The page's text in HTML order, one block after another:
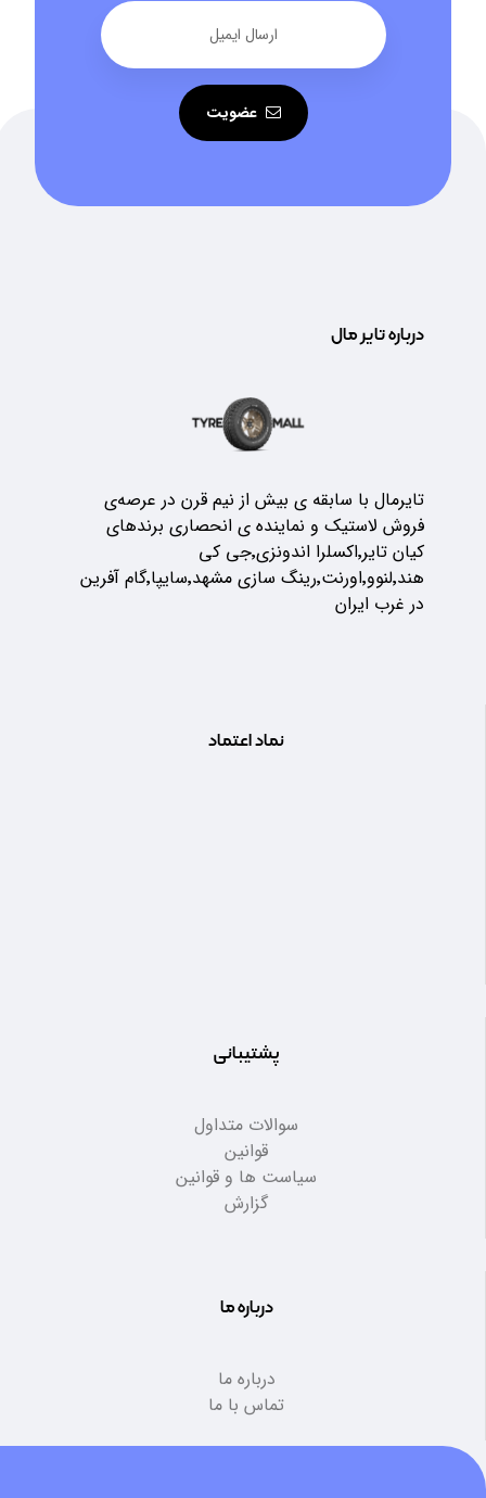
عضویت
درباره تایر مال
تایرمال با سابقه ی بیش از نیم قرن در عرصه‌ی
فروش لاستیک و نماینده ی انحصاری برندهای
کیان تایر٬اکسلرا اندونزی٬جی کی
هند٬لنوو٬اورنت٬رینگ سازی مشهد٬سایپا٬گام آفرین
در غرب ایران
نماد اعتماد
پشتیبانی
سوالات متداول
قوانین
سیاست ها و قوانین
گزارش
درباره ما
درباره ما
تماس با ما